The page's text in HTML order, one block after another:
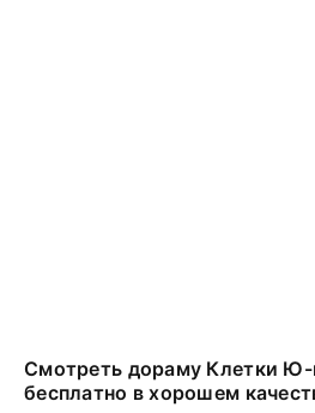
Смотреть дораму Клетки
бесплатно в хорошем